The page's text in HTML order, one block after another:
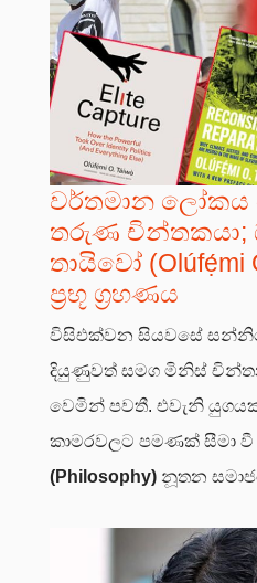
වර්තමාන
තරුණ චින්තකයා;
තායිවෝ (Olúfẹ́mi
ප්‍රභූ ග්‍රහණය
විසිඑක්වන සියවසේ
දියුණුවත් සමග මිනිස්
වෙමින් පවතී. එවැනි
කාමරවලට පමණක් සීමා වී
(Philosophy) නූතන